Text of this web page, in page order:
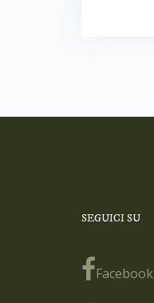
SEGUICI SU
Facebook